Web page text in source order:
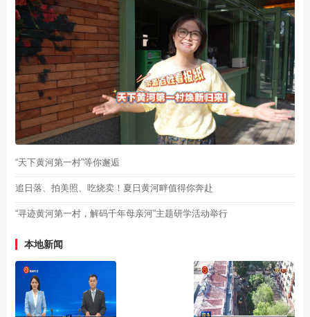
“天下黄河第一村”等你邂逅
追日落、拍美照、吃烧卖！夏日黄河畔值得你奔赴
“寻迹黄河第一村，解码千年母亲河”主题研学活动举行
本地新闻